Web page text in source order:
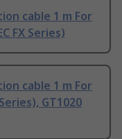
cable 1 m For
FX Series)
cable 1 m For
GT1020